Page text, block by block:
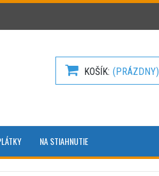
KOŠÍK (PRÁZDNY)
NA STIAHNUTIE